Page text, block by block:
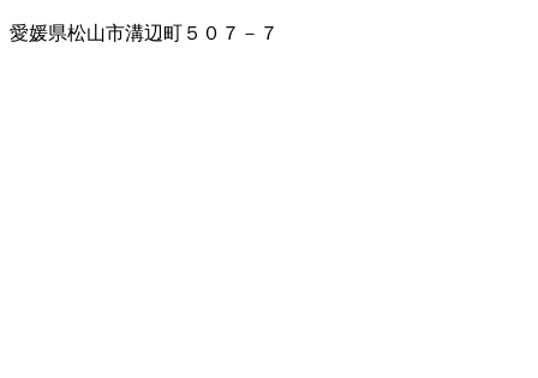
愛媛県松山市溝辺町５０７－７